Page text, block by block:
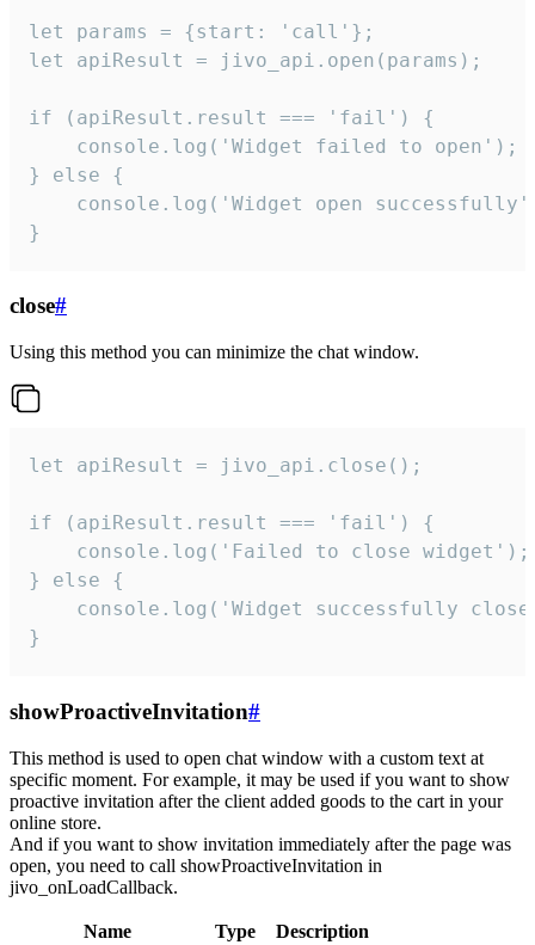
let params = {start: 'call'};
let apiResult = jivo_api.open(params);
if (apiResult.result === 'fail') {
    console.log('Widget failed to open');
} else {
console.log('Widget open
}
close#
Using this method you can minimize the chat window.
let apiResult = jivo_api.close();
if (apiResult.result === 'fail') {
    console.log('Failed to close widget');
} else {
console.log('Widget successfully
}
showProactiveInvitation#
This method is used to open chat window with a custom text at
specific moment. For example, it may be used if you want to show
proactive invitation after the client added goods to the cart in your
online store.
And if you want to show invitation immediately after the page was
open, you need to call showProactiveInvitation in
jivo_onLoadCallback.
Name Type
Description